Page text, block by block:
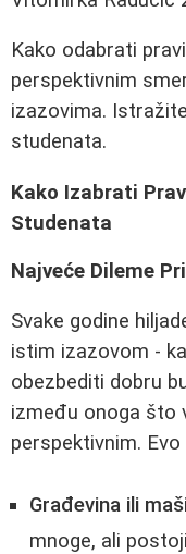
Kako odabrati
perspektivnim
izazovima.
studenata.
Kako Izabrati
Studenata
Najveće Dileme
Svake godine
istim izazovom -
obezbediti dobru
između onoga što
perspektivnim.
Građevina ili
mnoge, ali